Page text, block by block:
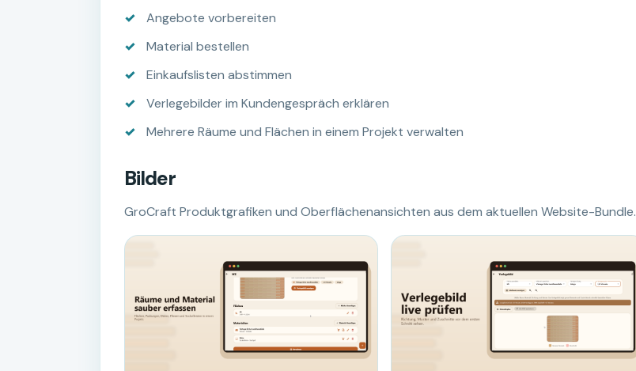
Angebote vorbereiten
Material bestellen
Einkaufslisten abstimmen
Verlegebilder im Kundengespräch erklären
Mehrere Räume und Flächen in einem Projekt verwalten
Bilder
GroCraft Produktgrafiken und Oberflächenansichten aus dem aktuellen Website-Bundle.